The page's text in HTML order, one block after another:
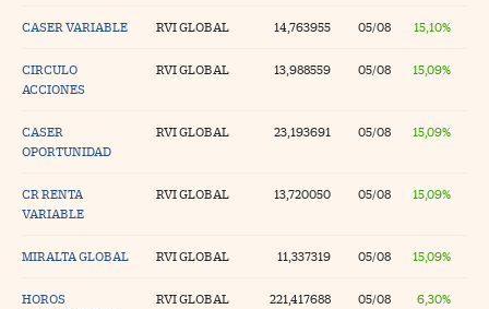
CASER VARIABLE RVI GLOBAL 14,763955 05/08 15,10%
CIRCULO
ACCIONES
RVI GLOBAL 13,988559 05/08 15,09%
CASER
OPORTUNIDAD
RVI GLOBAL 23,193691 05/08 15,09%
CR RENTA
VARIABLE
RVI GLOBAL 13,720050 05/08 15,09%
MIRALTA GLOBAL RVI GLOBAL 11,337319 05/08 15,09%
HOROS
RVI GLOBAL 221,417688 05/08 6,30%